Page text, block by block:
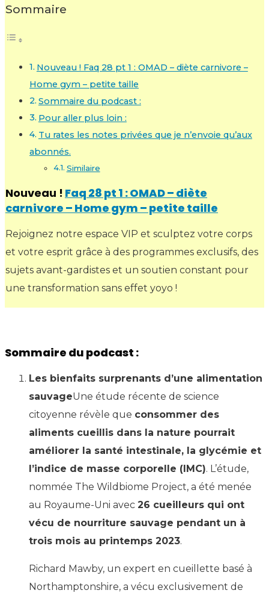
Sommaire
Nouveau ! Faq 28 pt 1 : OMAD – diète carnivore –
Home gym – petite taille
Sommaire du podcast :
Pour aller plus loin :
Tu rates les notes privées que je n’envoie qu’aux
abonnés.
Similaire
Nouveau ! Faq 28 pt 1 : OMAD – diète
carnivore – Home gym – petite taille
Rejoignez notre espace VIP et sculptez votre corps
et votre esprit grâce à des programmes exclusifs, des
sujets avant-gardistes et un soutien constant pour
une transformation sans effet yoyo !
Sommaire du podcast :
Les bienfaits surprenants d’une alimentation
sauvageUne étude récente de science
citoyenne révèle que consommer des
aliments cueillis dans la nature pourrait
améliorer la santé intestinale, la glycémie et
l’indice de masse corporelle (IMC). L’étude,
nommée The Wildbiome Project, a été menée
au Royaume-Uni avec 26 cueilleurs qui ont
vécu de nourriture sauvage pendant un à
trois mois au printemps 2023.
Richard Mawby, un expert en cueillette basé à
Northamptonshire, a vécu exclusivement de